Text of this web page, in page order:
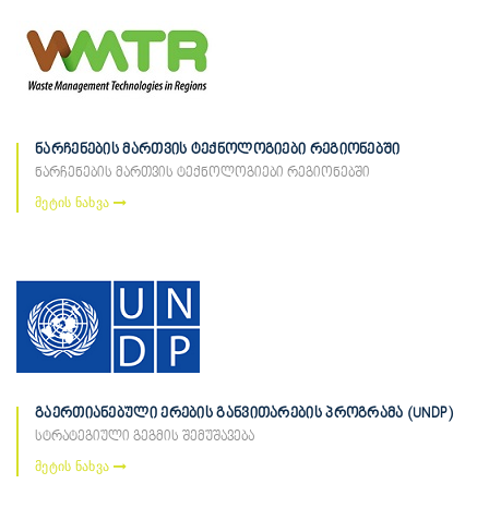
ნარჩენების მართვის ტექნოლოგიები რეგიონებში
ნარჩენების მართვის ტექნოლოგიები რეგიონებში
მეტის ნახვა
გაერთიანებული ერების განვითარების პროგრამა (UNDP)
სტრატეგიული გეგმის შემუშავება
მეტის ნახვა